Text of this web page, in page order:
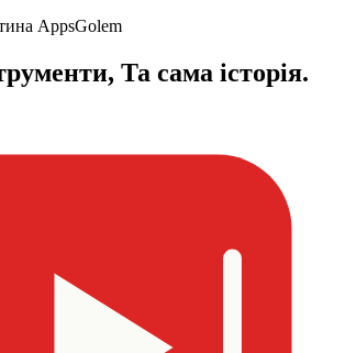
AppsGolem
Та сама історія.